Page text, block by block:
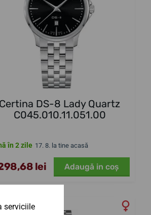
Certina DS-8 Lady Quartz
C045.010.11.051.00
în 2 zile 17. 8. la tine acasă
lei Adaugă in coş
serviciile